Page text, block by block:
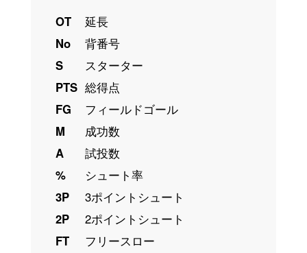
OT
延長
No
背番号
S
スターター
PTS 総得点
FG
フィールドゴール
M
成功数
A
試投数
%
シュート率
3P
3ポイントシュート
2P
2ポイントシュート
FT
フリースロー